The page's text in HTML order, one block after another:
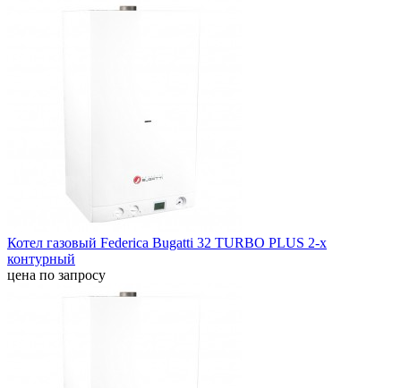
Котел газовый Federica Bugatti 32 TURBO PLUS 2-х
контурный
цена по запросу